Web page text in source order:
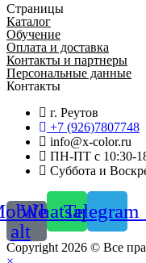
Страницы
Каталог
Обучение
Оплата и доставка
Контакты и партнеры
Персональные данные
Контакты
г. Реутов
+7 (926)7807748
info@x-color.ru
ПН-ПТ с 10:30-
Суббота и
alt
WhatsappTelegram
Copyright 2026 © Все